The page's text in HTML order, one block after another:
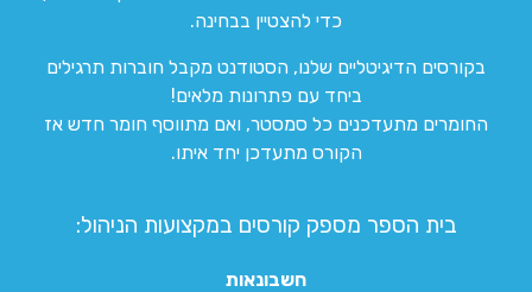
כדי להצטיין בבחינה.
בקורסים הדיגיטליים שלנו, הסטודנט מקבל חוברות תרגילים
ביחד עם פתרונות מלאים!
החומרים מתעדכנים כל סמסטר, ואם מתווסף חומר חדש אז
הקורס מתעדכן יחד איתו.
בית הספר מספק קורסים במקצועות הניהול:
חשבונאות